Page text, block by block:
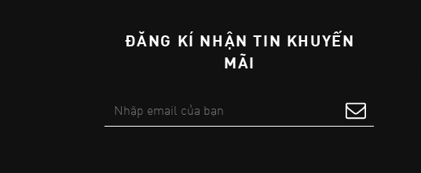
ĐĂNG KÍ NHẬN TIN KHUYẾN
MÃI